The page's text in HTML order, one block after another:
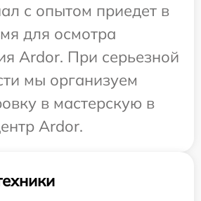
с опытом приедет в
для осмотра
Ardor. При серьезной
мы организуем
в мастерскую в
Ardor.